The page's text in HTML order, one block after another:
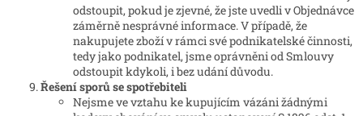
odstoupit, pokud je zjevné, že jste uvedli v Objednávce
záměrně nesprávné informace. V případě, že
nakupujete zboží v rámci své podnikatelské činnosti,
tedy jako podnikatel, jsme oprávněni od Smlouvy
odstoupit kdykoli, i bez udání důvodu.
Řešení sporů se spotřebiteli
Nejsme ve vztahu ke kupujícím vázáni žádnými